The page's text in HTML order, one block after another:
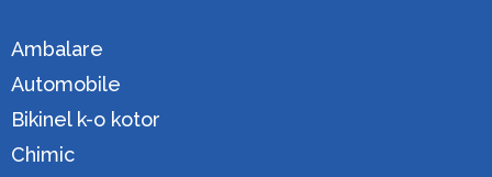
Ambalare
Automobile
Bikinel k-o kotor
Chimic